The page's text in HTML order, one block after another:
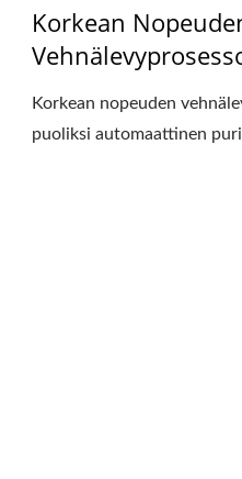
Korkean
Korkean nopeuden
puoliksi automaattinen